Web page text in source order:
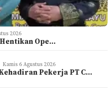
2026
Hentikan Ope…
Kamis 6 Agustus 2026
Pekerja PT C…